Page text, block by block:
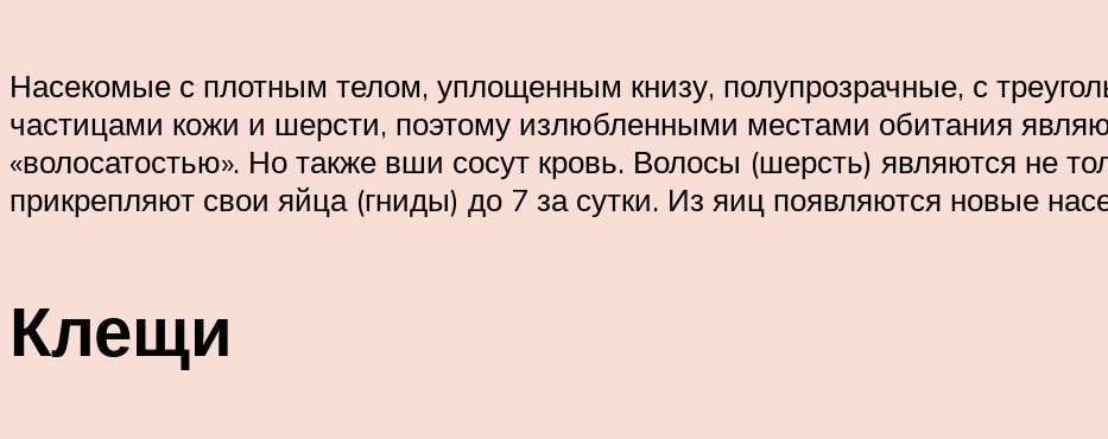
Насекомые с плотным телом, уплощенным книзу, полупрозрачные, с
частицами кожи и шерсти, поэтому излюбленными местами обитания
«волосатостью». Но также вши сосут кровь. Волосы (шерсть) являются не
прикрепляют свои яйца (гниды) до 7 за сутки. Из яиц появляются новые
Клещи